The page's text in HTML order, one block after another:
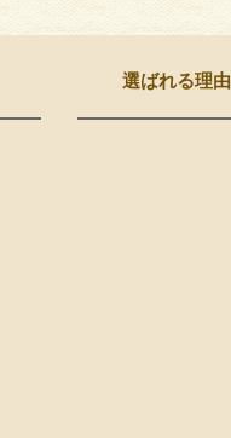
選ばれる理由